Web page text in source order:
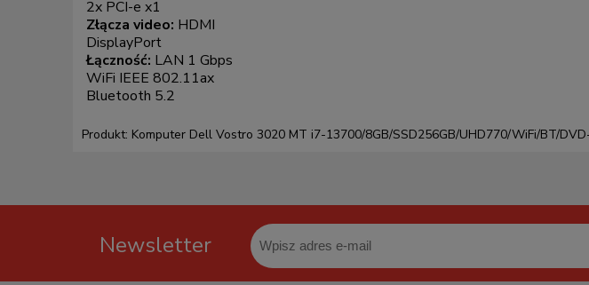
2x PCI-e x1
Złącza video: HDMI
DisplayPort
Łączność: LAN 1 Gbps
WiFi IEEE 802.11ax
Bluetooth 5.2
Produkt: Komputer Dell Vostro 3020 MT i7-13700/8GB/SSD256GB/UHD770/WiFi/BT/
Newsletter